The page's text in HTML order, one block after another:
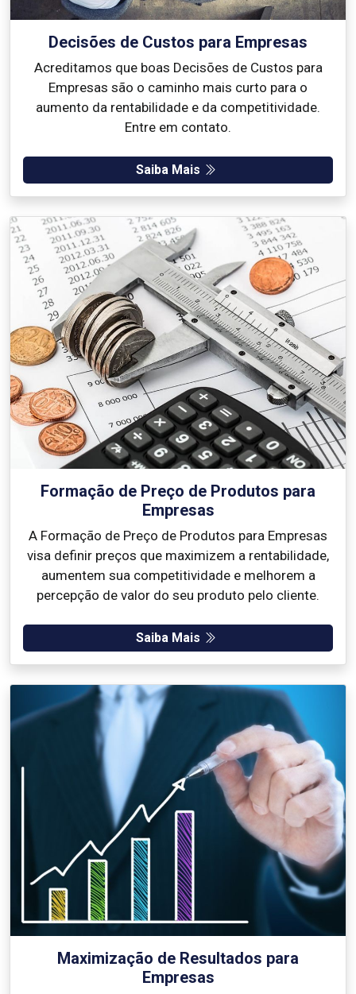
Decisões de Custos para Empresas
Acreditamos que boas Decisões de Custos para
Empresas são o caminho mais curto para o
aumento da rentabilidade e da competitividade.
Entre em contato.
Saiba Mais
Formação de Preço de Produtos para
Empresas
A Formação de Preço de Produtos para Empresas
visa definir preços que maximizem a rentabilidade,
aumentem sua competitividade e melhorem a
percepção de valor do seu produto pelo cliente.
Saiba Mais
Maximização de Resultados para
Empresas